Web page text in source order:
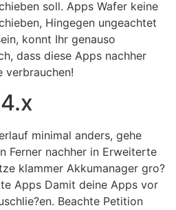
soll. Apps Wafer keine
Hingegen ungeachtet
konnt Ihr genauso
dass diese Apps nachher
verbrauchen!
minimal anders, gehe
Ferner nachher in Erweiterte
klammer Akkumanager gro?
Apps Damit deine Apps vor
Beachte Petition